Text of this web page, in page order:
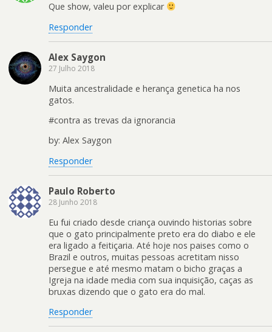
Que show, valeu por explicar
Responder
Alex Saygon
27 Julho 2018
Muita ancestralidade e herança genetica ha nos
gatos.
#contra as trevas da ignorancia
by: Alex Saygon
Responder
Paulo Roberto
28 Junho 2018
Eu fui criado desde criança ouvindo historias sobre
que o gato principalmente preto era do diabo e ele
era ligado a feitiçaria. Até hoje nos paises como o
Brazil e outros, muitas pessoas acretitam nisso
persegue e até mesmo matam o bicho graças a
Igreja na idade media com sua inquisição, caças as
bruxas dizendo que o gato era do mal.
Responder